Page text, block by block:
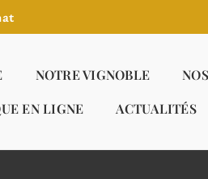
NOTRE VIGNOBLE
EN LIGNE ACTUALITÉS